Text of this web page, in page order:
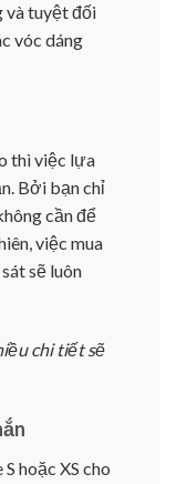
và tuyệt đối
vóc dáng
thì việc lựa
Bởi bạn chỉ
cần để
việc mua
sẽ luôn
chi tiết sẽ
hoặc XS cho